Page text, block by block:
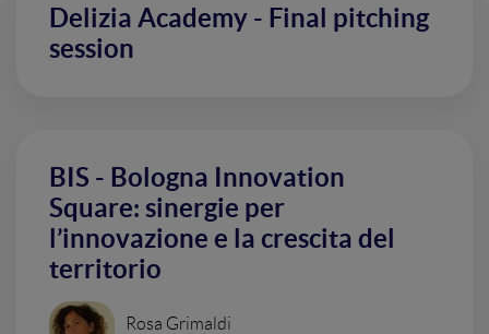
Delizia Academy - Final pitching
session
BIS - Bologna Innovation
Square: sinergie per
l’innovazione e la crescita del
territorio
Rosa Grimaldi